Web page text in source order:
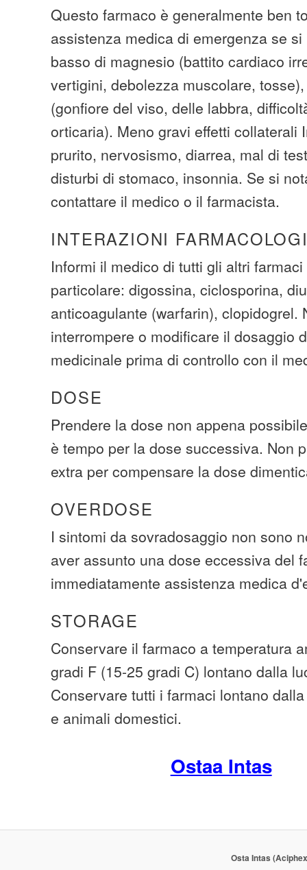
Questo farmaco è generalmente ben
assistenza medica di emergenza se
basso di magnesio (battito cardiaco
vertigini, debolezza muscolare,
(gonfiore del viso, delle labbra,
orticaria). Meno gravi effetti collaterali
prurito, nervosismo, diarrea, mal di
disturbi di stomaco, insonnia. Se si
contattare il medico o il farmacista.
INTERAZIONI
Informi il medico di tutti gli altri
particolare: digossina, ciclosporina,
anticoagulante (warfarin), clopidogrel.
interrompere o modificare il dosaggio
medicinale prima di controllo con il
DOSE
Prendere la dose non appena
è tempo per la dose successiva. Non
extra per compensare la dose
OVERDOSE
I sintomi da sovradosaggio non sono
aver assunto una dose eccessiva del
immediatamente assistenza medica
STORAGE
Conservare il farmaco a temperatura
gradi F (15-25 gradi C) lontano dalla
Conservare tutti i farmaci lontano
e animali domestici.
Ostaa Intas
Osta Intas